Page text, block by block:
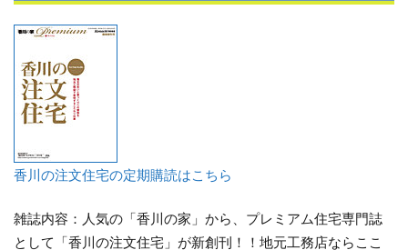
香川の注文住宅の定期購読はこちら
雑誌内容：人気の「香川の家」から、プレミアム住宅専門誌
として「香川の注文住宅」が新創刊！！地元工務店ならここ